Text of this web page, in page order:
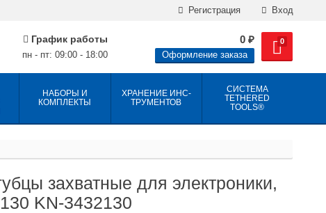
Регистрация Вход
График работы
пн - пт: 09:00 - 18:00
0
0 ₽
Оформление заказа
НАБОРЫ И
КОМПЛЕКТЫ
ХРАНЕНИЕ ИНС­
ТРУ­МЕН­ТОВ
СИСТЕМА
TETHERED
TOOLS®
захватные для электроники,
KN-3432130